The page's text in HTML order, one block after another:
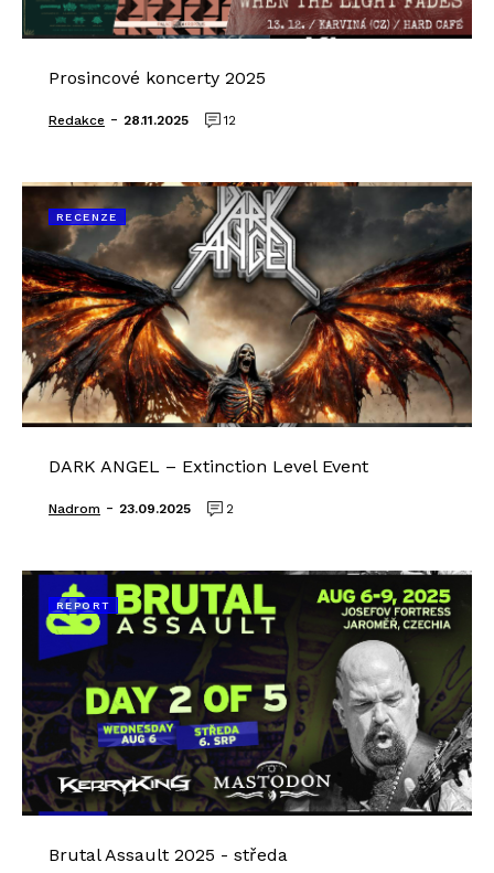
Prosincové koncerty 2025
Redakce - 28.11.2025 12
RECENZE
DARK ANGEL – Extinction Level Event
Nadrom - 23.09.2025 2
REPORT
Brutal Assault 2025 - středa